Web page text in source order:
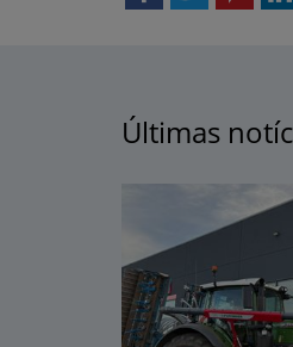
Últimas